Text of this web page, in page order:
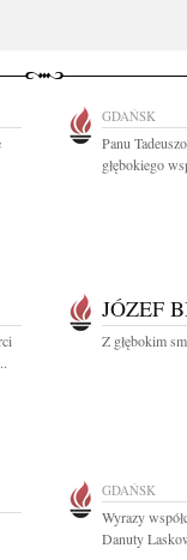
GDAŃSK
Panu
głębokiego
JÓZEF
Z głębokim
GDAŃSK
Wyrazy
Danuty